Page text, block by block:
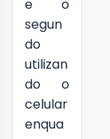
e o
segun
do
utilizan
do o
celular
enqua